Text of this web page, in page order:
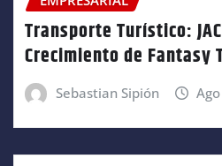
Transporte Turístico:
Crecimiento de Fantasy
Sebastian Sipión